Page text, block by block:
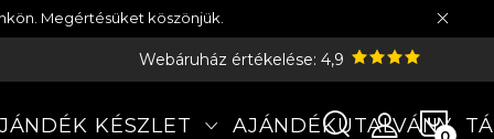
Megértésüket köszönjük.
Webáruház értékelése: 4,9
KÉSZLET AJÁNDÉKUTALVÁNY